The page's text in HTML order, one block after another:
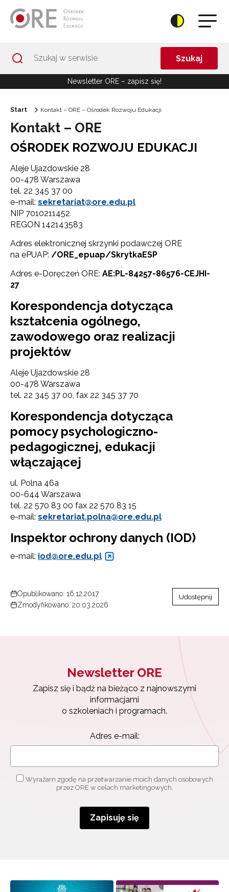
Szukaj
Newsletter ORE – zapisz się!
Start Kontakt – ORE – Ośrodek Rozwoju Edukacji
Kontakt – ORE
OŚRODEK ROZWOJU EDUKACJI
Aleje Ujazdowskie 28
00-478 Warszawa
tel. 22 345 37 00
e-mail: sekretariat@ore.edu.pl
NIP 7010211452
REGON 142143583
Adres elektronicznej skrzynki podawczej ORE
na ePUAP: /ORE_epuap/SkrytkaESP
Adres e-Doręczeń ORE: AE:PL-84257-86576-CEJHI-
27
Korespondencja dotycząca
kształcenia ogólnego,
zawodowego oraz realizacji
projektów
Aleje Ujazdowskie 28
00-478 Warszawa
tel. 22 345 37 00, fax 22 345 37 70
Korespondencja dotycząca
pomocy psychologiczno-
pedagogicznej, edukacji
włączającej
ul. Polna 46a
00-644 Warszawa
tel. 22 570 83 00 fax 22 570 83 15
e-mail: sekretariat.polna@ore.edu.pl
Inspektor ochrony danych (IOD)
e-mail: iod@ore.edu.pl
Opublikowano: 16.12.2017
Zmodyfikowano: 20.03.2026
Udostępnij
Newsletter ORE
Zapisz się i bądź na bieżąco z najnowszymi
informacjami
o szkoleniach i programach.
Adres e-mail:
Wyrażam zgodę na przetwarzanie moich danych osobowych
przez ORE w celach marketingowych.
Zapisuję się